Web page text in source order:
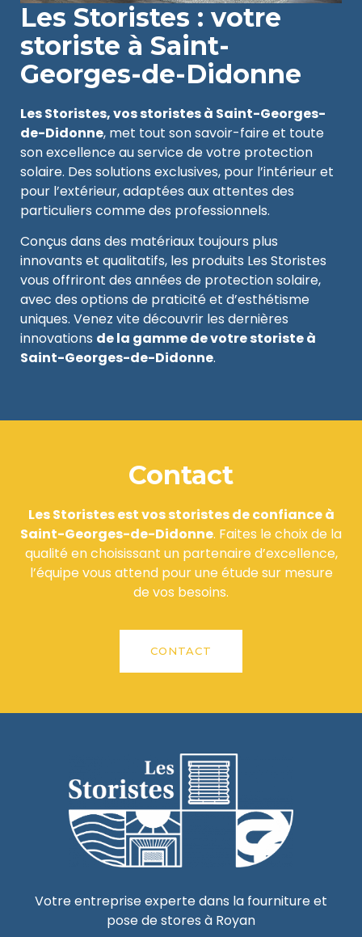
Les Storistes : votre
storiste à Saint-
Georges-de-Didonne
Les Storistes, vos storistes à Saint-Georges-
de-Didonne, met tout son savoir-faire et toute
son excellence au service de votre protection
solaire. Des solutions exclusives, pour l’intérieur et
pour l’extérieur, adaptées aux attentes des
particuliers comme des professionnels.
Conçus dans des matériaux toujours plus
innovants et qualitatifs, les produits Les Storistes
vous offriront des années de protection solaire,
avec des options de praticité et d’esthétisme
uniques. Venez vite découvrir les dernières
innovations de la gamme de votre storiste à
Saint-Georges-de-Didonne.
Contact
Les Storistes est vos storistes de confiance à
Saint-Georges-de-Didonne. Faites le choix de la
qualité en choisissant un partenaire d’excellence,
l’équipe vous attend pour une étude sur mesure
de vos besoins.
CONTACT
Votre entreprise experte dans la fourniture et
pose de stores à Royan